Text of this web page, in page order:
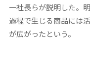
一社長らが説明した。
過程で生じる商品には
が広がったという。